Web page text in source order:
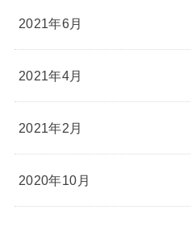
2021年6月
2021年4月
2021年2月
2020年10月